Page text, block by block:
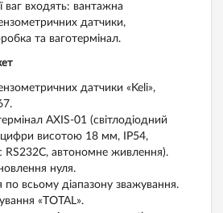
ваг входять: вантажна
датчики,
та ваготермінал.
датчики «Keli»,
AXIS-01 (світлодіодний
висотою 18 мм, IP54,
RS232C, автономне живлення).
нуля.
по всьому діапазону зважування.
«TOTAL».